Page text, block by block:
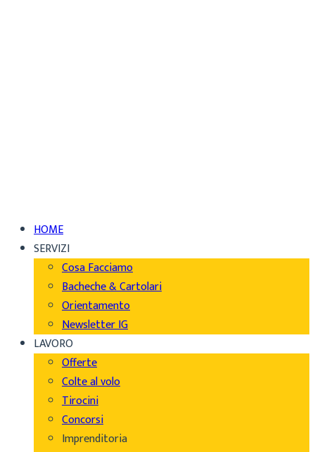
HOME
SERVIZI
Cosa Facciamo
Bacheche & Cartolari
Orientamento
Newsletter IG
LAVORO
Offerte
Colte al volo
Tirocini
Concorsi
Imprenditoria